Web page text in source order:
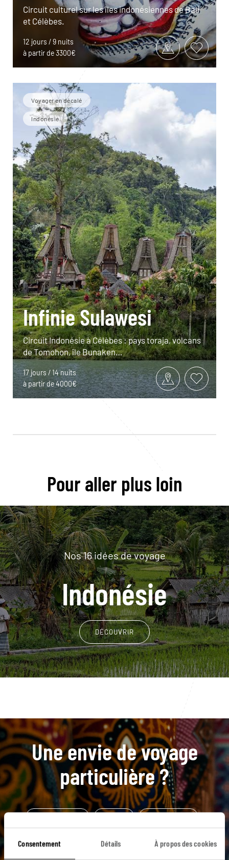
Consentement Détails À propos des cookies
Circuit culturel sur les îles indonésiennes de Bali
et Célèbes.
12 jours / 9 nuits
à partir de 3300€
Voyager en décalé
Indonésie
Infinie Sulawesi
Circuit Indonésie à Célèbes : pays toraja, volcans
de Tomohon, île Bunaken…
17 jours / 14 nuits
à partir de 4000€
Pour aller plus loin
Nos 16 idées de voyage
Indonésie
DÉCOUVRIR
Une envie de voyage
particulière ?